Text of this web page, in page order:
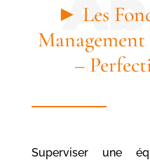
► Les
Management
–
Superviser une